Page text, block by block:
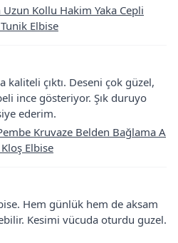
Kollu Hakim Yaka Cepli
Elbise
kaliteli çıktı. Deseni çok güzel,
ince gösteriyor. Şık duruyo
ederim.
Kruvaze Belden Bağlama A
Elbise
Hem günlük hem de aksam
Kesimi vücuda oturdu guzel.